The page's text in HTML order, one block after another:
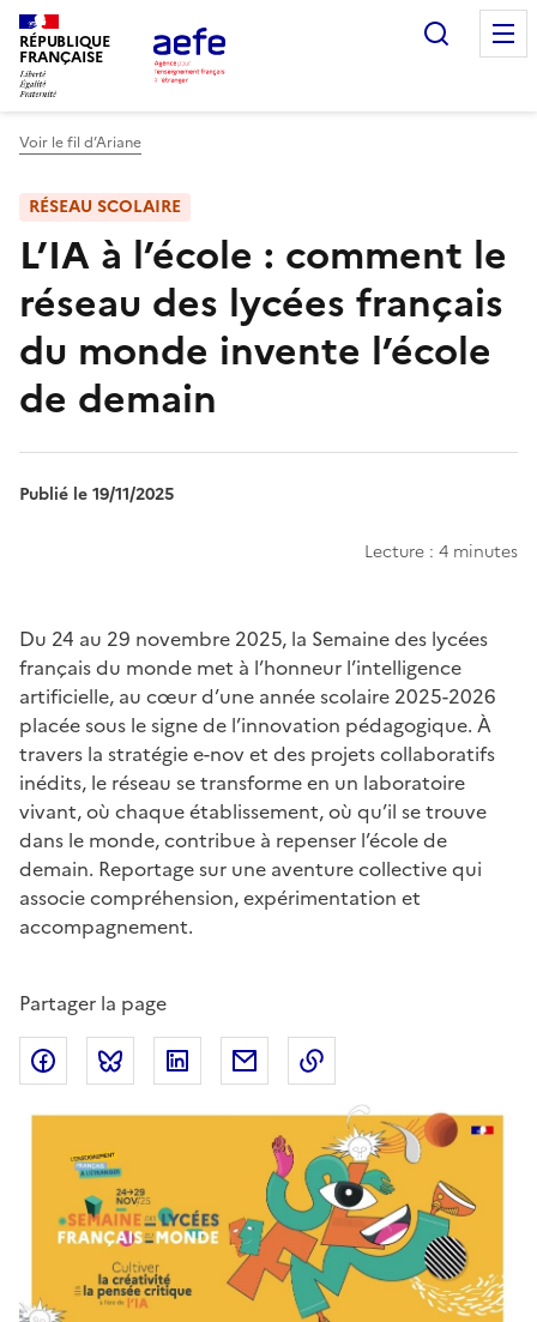
Aller
au
contenu
principal
RÉPUBLIQUE
FRANÇAISE
Voir le fil d’Ariane
RÉSEAU SCOLAIRE
L’IA à l’école : comment le
réseau des lycées français
du monde invente l’école
de demain
Publié le 19/11/2025
Lecture : 4 minutes
Chapo
Du 24 au 29 novembre 2025, la Semaine des lycées
français du monde met à l’honneur l’intelligence
artificielle, au cœur d’une année scolaire 2025-2026
placée sous le signe de l’innovation pédagogique. À
travers la stratégie e-nov et des projets collaboratifs
inédits, le réseau se transforme en un laboratoire
vivant, où chaque établissement, où qu’il se trouve
dans le monde, contribue à repenser l’école de
demain. Reportage sur une aventure collective qui
associe compréhension, expérimentation et
accompagnement.
Partager la page
Partager sur Facebook
Partager sur Bluesky
Partager sur LinkedIn
Partager par email